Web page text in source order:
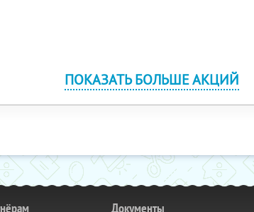
ПОКАЗАТЬ БОЛЬШЕ АКЦИЙ
Документы